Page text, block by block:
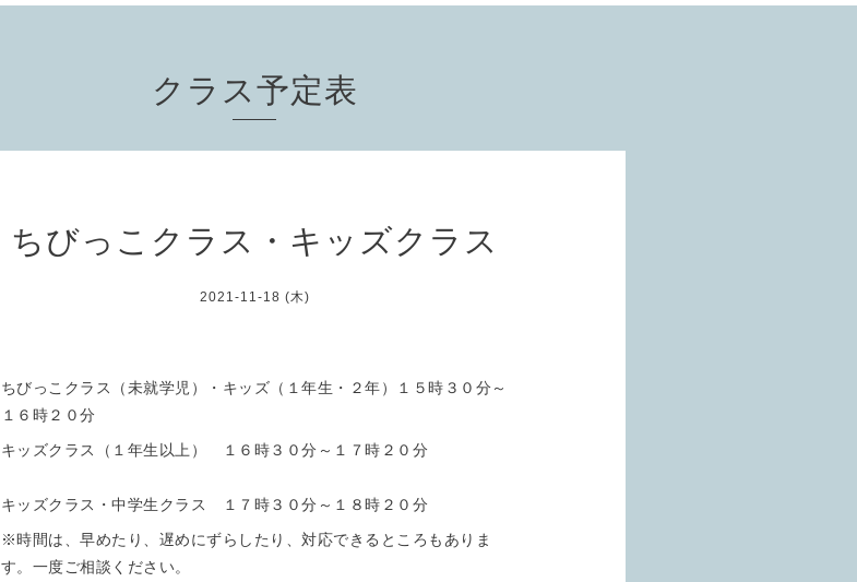
クラス予定表
ちびっこクラス・キッズクラス
2021-11-18 (木)
ちびっこクラス（未就学児）・キッズ（１年生・２年）１５時３０分～
１６時２０分
キッズクラス（１年生以上） １６時３０分～１７時２０分
キッズクラス・中学生クラス １７時３０分～１８時２０分
※時間は、早めたり、遅めにずらしたり、対応できるところもありま
す。一度ご相談ください。